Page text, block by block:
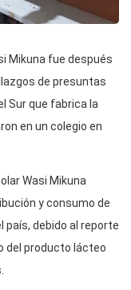
Mikuna fue después
de presuntas
Sur que fabrica la
en un colegio en
Wasi Mikuna
y consumo de
país, debido al reporte
del producto lácteo